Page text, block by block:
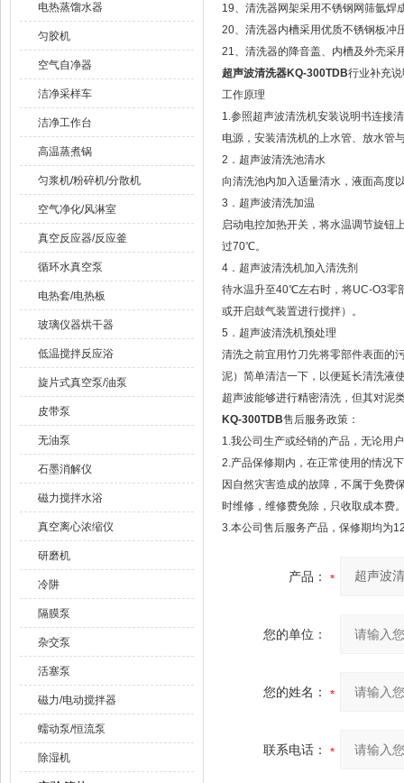
电热蒸馏水器
匀胶机
空气自净器
洁净采样车
洁净工作台
高温蒸煮锅
匀浆机/粉碎机/分散机
空气净化/风淋室
真空反应器/反应釜
循环水真空泵
电热套/电热板
玻璃仪器烘干器
低温搅拌反应浴
旋片式真空泵/油泵
皮带泵
无油泵
石墨消解仪
磁力搅拌水浴
真空离心浓缩仪
研磨机
冷阱
隔膜泵
杂交泵
活塞泵
磁力/电动搅拌器
蠕动泵/恒流泵
除湿机
19、清洗器网架采用不锈钢网筛氩焊
20、清洗器内槽采用优质不锈钢板冲
21、清洗器的降音盖、内槽及外壳采
超声波清洗器KQ-300TDB行业补充
工作原理
1.参照超声波清洗机安装说明书连接
电源，安装清洗机的上水管、放水管
2．超声波清洗池清水
向清洗池内加入适量清水，液面高度
3．超声波清洗加温
启动电控加热开关，将水温调节旋钮
过70℃。
4．超声波清洗机加入清洗剂
待水温升至40℃左右时，将UC-O3零
或开启鼓气装置进行搅拌）。
5．超声波清洗机预处理
清洗之前宜用竹刀先将零部件表面的
泥）简单清洁一下，以便延长清洗液
超声波能够进行精密清洗，但其对泥
KQ-300TDB售后服务政策：
1.我公司生产或经销的产品，无论用
2.产品保修期内，在正常使用的情况
因自然灾害造成的故障，不属于免费
时维修，维修费免除，只收取成本费
3.本公司售后服务产品，保修期均为
产品：
您的单位：
您的姓名：
联系电话：